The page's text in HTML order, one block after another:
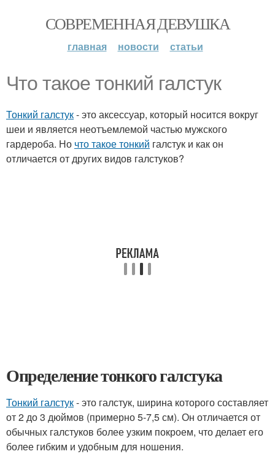
СОВРЕМЕННАЯ ДЕВУШКА
главная новости статьи
Что такое тонкий галстук
Тонкий галстук- это аксессуар, который носится вокруг
шеи и является неотъемлемой частью мужского
гардероба. Но что такое тонкий галстук и как он
отличается от других видов галстуков?
Определение тонкого галстука
Тонкий галстук- это галстук, ширина которого составляет
от 2 до 3 дюймов (примерно 5-7,5 см). Он отличается от
обычных галстуков более узким покроем, что делает его
более гибким и удобным для ношения.